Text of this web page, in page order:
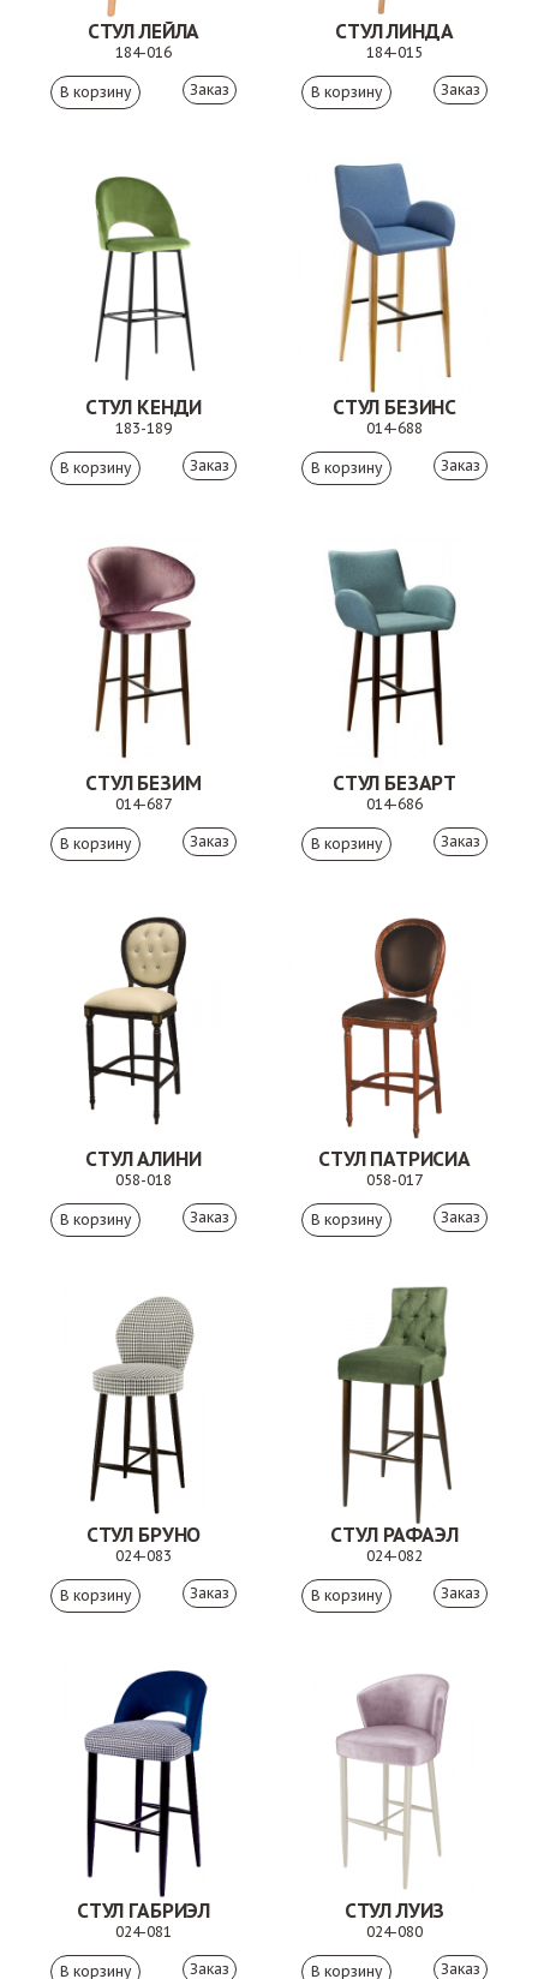
СТУЛ ЛЕЙЛА
184-016
Заказ
СТУЛ ЛИНДА
184-015
Заказ
СТУЛ КЕНДИ
183-189
Заказ
СТУЛ БЕЗИНС
014-688
Заказ
СТУЛ БЕЗИМ
014-687
Заказ
СТУЛ БЕЗАРТ
014-686
Заказ
СТУЛ АЛИНИ
058-018
Заказ
СТУЛ ПАТРИСИА
058-017
Заказ
СТУЛ БРУНО
024-083
Заказ
СТУЛ РАФАЭЛ
024-082
Заказ
СТУЛ ГАБРИЭЛ
024-081
Заказ
СТУЛ ЛУИЗ
024-080
Заказ